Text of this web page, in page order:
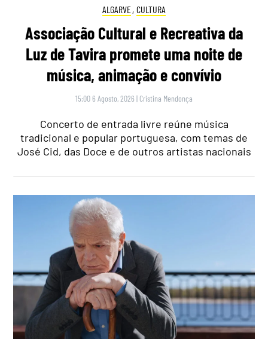
ALGARVE, CULTURA
Associação Cultural e Recreativa da
Luz de Tavira promete uma noite de
música, animação e convívio
15:00 6 Agosto, 2026 | Cristina Mendonça
Concerto de entrada livre reúne música
tradicional e popular portuguesa, com temas de
José Cid, das Doce e de outros artistas nacionais